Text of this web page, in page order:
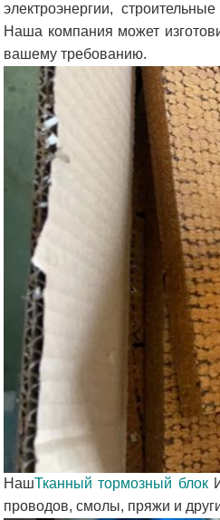
электроэнергии,
Наша компания может
вашему требованию.
НашТканный тормозный блок
проводов, смолы, пряжи и